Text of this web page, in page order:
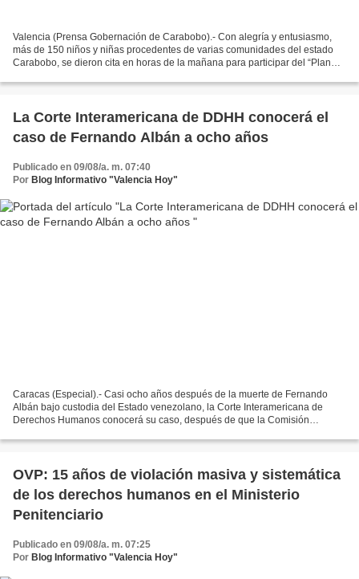
Valencia (Prensa Gobernación de Carabobo).- Con alegría y entusiasmo,
más de 150 niños y niñas procedentes de varias comunidades del estado
Carabobo, se dieron cita en horas de la mañana para participar del “Plan
La Corte Interamericana de DDHH conocerá el
caso de Fernando Albán a ocho años
Publicado en 09/08/a. m. 07:40
Por Blog Informativo "Valencia Hoy"
Caracas (Especial).- Casi ocho años después de la muerte de Fernando
Albán bajo custodia del Estado venezolano, la Corte Interamericana de
Derechos Humanos conocerá su caso, después de que la Comisión
OVP: 15 años de violación masiva y sistemática
de los derechos humanos en el Ministerio
Penitenciario
Publicado en 09/08/a. m. 07:25
Por Blog Informativo "Valencia Hoy"